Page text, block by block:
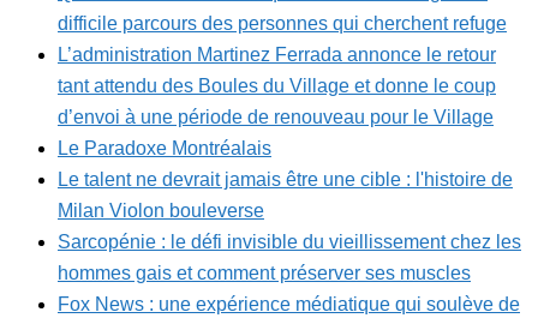
difficile parcours des personnes qui cherchent refuge
L’administration Martinez Ferrada annonce le retour
tant attendu des Boules du Village et donne le coup
d’envoi à une période de renouveau pour le Village
Le Paradoxe Montréalais
Le talent ne devrait jamais être une cible : l'histoire de
Milan Violon bouleverse
Sarcopénie : le défi invisible du vieillissement chez les
hommes gais et comment préserver ses muscles
Fox News : une expérience médiatique qui soulève de